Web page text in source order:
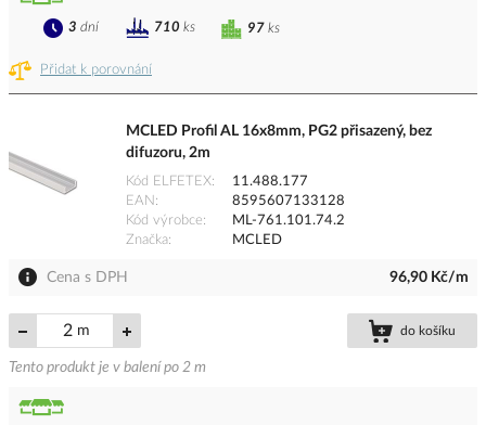
Přidat k porovnání
97 ks
3 dní 710 ks
MCLED Profil AL 16x8mm, PG2 přisazený, bez
difuzoru, 2m
Kód ELFETEX
11.488.177
EAN
8595607133128
Kód výrobce
ML-761.101.74.2
Značka
MCLED
Cena s DPH 96,90 Kč/m
m do košíku
Tento produkt je v balení po 2 m